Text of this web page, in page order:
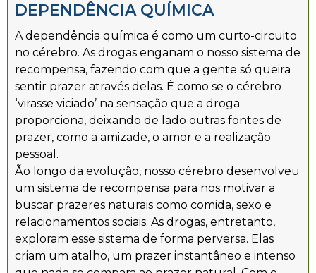
DEPENDÊNCIA QUÍMICA
A dependência química é como um curto-circuito
no cérebro. As drogas enganam o nosso sistema de
recompensa, fazendo com que a gente só queira
sentir prazer através delas. É como se o cérebro
‘virasse viciado’ na sensação que a droga
proporciona, deixando de lado outras fontes de
prazer, como a amizade, o amor e a realização
pessoal.
Ão longo da evolução, nosso cérebro desenvolveu
um sistema de recompensa para nos motivar a
buscar prazeres naturais como comida, sexo e
relacionamentos sociais. As drogas, entretanto,
exploram esse sistema de forma perversa. Elas
criam um atalho, um prazer instantâneo e intenso